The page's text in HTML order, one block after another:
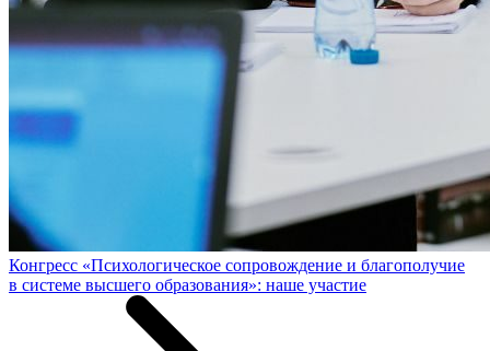
Конгресс «Психологическое сопровождение и благополучие
в системе высшего образования»: наше участие